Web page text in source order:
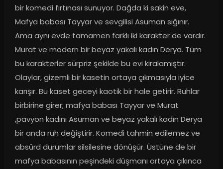
bir komedi fırtınası sunuyor. Dağda ki sakin eve,
Mafya babası Tayyar ve sevgilisi Asuman sığınır.
Ama aynı evde tamamen farklı iki karakter de vardır.
Murat ve modern bir beyaz yakalı kadın Derya. Tüm
bu karakterler sürpriz şekilde bu evi kiralamıştır.
Olaylar, gizemli bir kasetin ortaya çıkmasıyla iyice
karışır. Bu kaset geceyi kaotik bir hale getirir. Ruhlar
birbirine girer; mafya babası Tayyar ve Murat
,pavyon kadını Asuman ve beyaz yakalı kadın Derya
bir anda ruh değiştirir. Komedi tahmin edilemez ve
absürd durumlar silsilesine dönüşür. Üstüne de bir
mafya babasının peşindeki düşmanı ortaya çıkınca